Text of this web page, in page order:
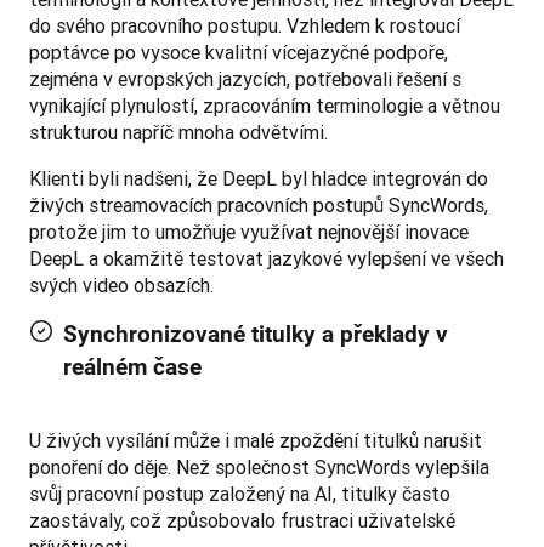
do svého pracovního postupu. Vzhledem k rostoucí
poptávce po vysoce kvalitní vícejazyčné podpoře,
zejména v evropských jazycích, potřebovali řešení s
vynikající plynulostí, zpracováním terminologie a větnou
strukturou napříč mnoha odvětvími.
Klienti byli nadšeni, že DeepL byl hladce integrován do
živých streamovacích pracovních postupů SyncWords,
protože jim to umožňuje využívat nejnovější inovace
DeepL a okamžitě testovat jazykové vylepšení ve všech
svých video obsazích.
Synchronizované titulky a překlady v
reálném čase
U živých vysílání může i malé zpoždění titulků narušit
ponoření do děje. Než společnost SyncWords vylepšila
svůj pracovní postup založený na AI, titulky často
zaostávaly, což způsobovalo frustraci uživatelské